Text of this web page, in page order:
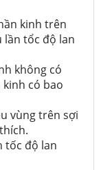
kinh trên
lần tổc độ lan
không có
có bao
vùng trên sợi
tốc độ lan